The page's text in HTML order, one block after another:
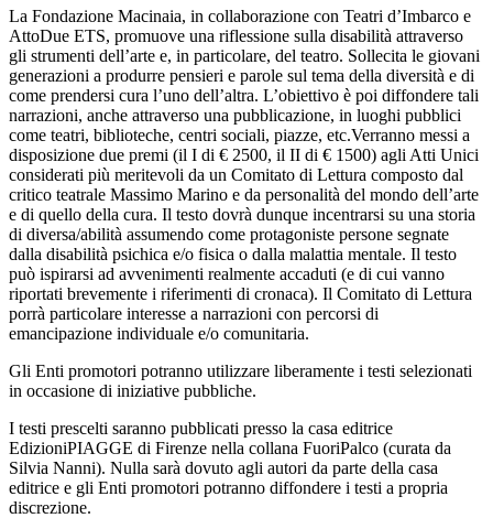
La Fondazione Macinaia, in collaborazione con Teatri d’Imbarco e
AttoDue ETS, promuove una riflessione sulla disabilità attraverso
gli strumenti dell’arte e, in particolare, del teatro. Sollecita le giovani
generazioni a produrre pensieri e parole sul tema della diversità e di
come prendersi cura l’uno dell’altra. L’obiettivo è poi diffondere tali
narrazioni, anche attraverso una pubblicazione, in luoghi pubblici
come teatri, biblioteche, centri sociali, piazze, etc.Verranno messi a
disposizione due premi (il I di € 2500, il II di € 1500) agli Atti Unici
considerati più meritevoli da un Comitato di Lettura composto dal
critico teatrale Massimo Marino e da personalità del mondo dell’arte
e di quello della cura. Il testo dovrà dunque incentrarsi su una storia
di diversa/abilità assumendo come protagoniste persone segnate
dalla disabilità psichica e/o fisica o dalla malattia mentale. Il testo
può ispirarsi ad avvenimenti realmente accaduti (e di cui vanno
riportati brevemente i riferimenti di cronaca). Il Comitato di Lettura
porrà particolare interesse a narrazioni con percorsi di
emancipazione individuale e/o comunitaria.
Gli Enti promotori potranno utilizzare liberamente i testi selezionati
in occasione di iniziative pubbliche.
I testi prescelti saranno pubblicati presso la casa editrice
EdizioniPIAGGE di Firenze nella collana FuoriPalco (curata da
Silvia Nanni). Nulla sarà dovuto agli autori da parte della casa
editrice e gli Enti promotori potranno diffondere i testi a propria
discrezione.